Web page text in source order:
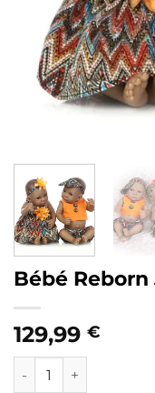
Bébé
129,99 €
quantité de Bébé